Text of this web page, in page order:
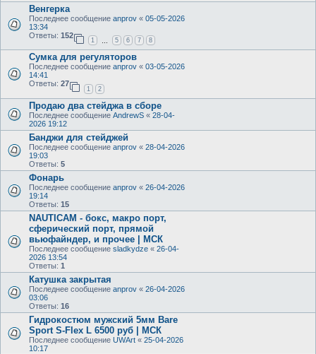
Венгерка
Последнее сообщение anprov « 05-05-2026
13:34
Ответы: 152
1 5 6 7 8
Сумка для регуляторов
Последнее сообщение anprov « 03-05-2026
14:41
Ответы: 27
1 2
Продаю два стейджа в сборе
Последнее сообщение AndrewS « 28-04-
2026 19:12
Банджи для стейджей
Последнее сообщение anprov « 28-04-2026
19:03
Ответы: 5
Фонарь
Последнее сообщение anprov « 26-04-2026
19:14
Ответы: 15
NAUTICAM - бокс, макро порт,
сферический порт, прямой
вьюфайндер, и прочее | МСК
Последнее сообщение sladkydze « 26-04-
2026 13:54
Ответы: 1
Катушка закрытая
Последнее сообщение anprov « 26-04-2026
03:06
Ответы: 16
Гидрокостюм мужский 5мм Bare
Sport S-Flex L 6500 руб | МСК
Последнее сообщение UWArt « 25-04-2026
10:17